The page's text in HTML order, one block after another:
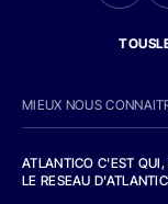
MIEUX NOUS
ATLANTICO C'EST
LE RESEAU